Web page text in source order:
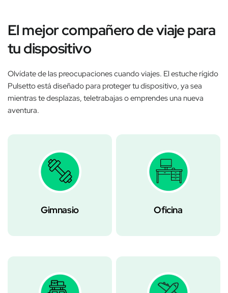
El mejor compañero de viaje para
tu dispositivo
Olvídate de las preocupaciones cuando viajes. El estuche rígido
Pulsetto está diseñado para proteger tu dispositivo, ya sea
mientras te desplazas, teletrabajas o emprendes una nueva
aventura.
Gimnasio Oficina